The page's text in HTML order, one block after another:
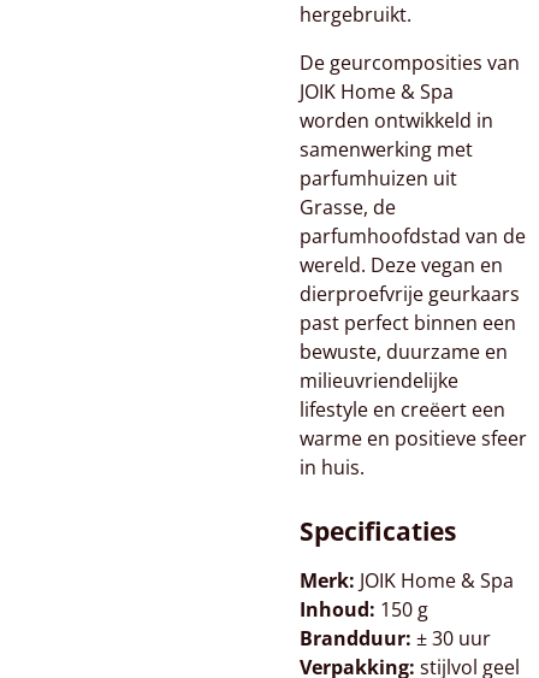
hergebruikt.
De geurcomposities van
JOIK Home & Spa
worden ontwikkeld in
samenwerking met
parfumhuizen uit
Grasse, de
parfumhoofdstad van de
wereld. Deze vegan en
dierproefvrije geurkaars
past perfect binnen een
bewuste, duurzame en
milieuvriendelijke
lifestyle en creëert een
warme en positieve sfeer
in huis.
Specificaties
Merk: JOIK Home & Spa
Inhoud: 150 g
Brandduur: ± 30 uur
Verpakking: stijlvol geel